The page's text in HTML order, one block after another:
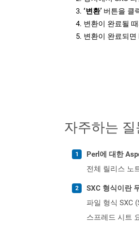
‘변환’ 버튼을 클
변환이 완료될
변환이 완료되면
자주하는 질
Perl에 대한
전체 릴리스 노
SXC 형식이란
파일 형식 SXC
스프레드 시트